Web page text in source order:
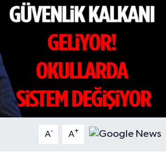
A- A+